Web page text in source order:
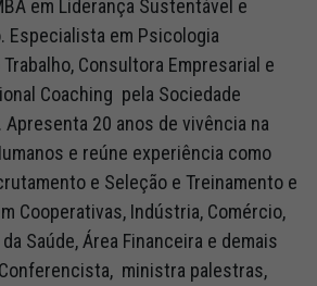
em Liderança Sustentável e
Especialista em Psicologia
Consultora Empresarial e
Coaching pela Sociedade
Apresenta 20 anos de vivência na
e reúne experiência como
e Seleção e Treinamento e
Cooperativas, Indústria, Comércio,
Saúde, Área Financeira e demais
ministra palestras,